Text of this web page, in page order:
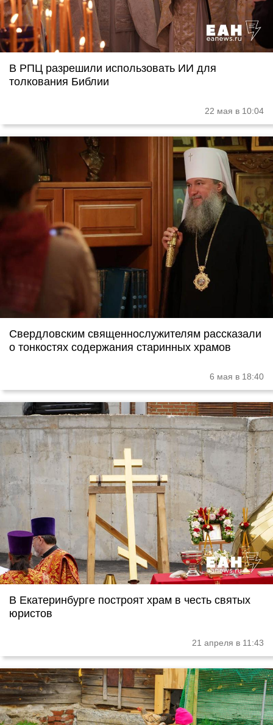
В РПЦ разрешили использовать ИИ для
толкования Библии
22 мая в 10:04
Свердловским священнослужителям рассказали
о тонкостях содержания старинных храмов
6 мая в 18:40
В Екатеринбурге построят храм в честь святых
юристов
21 апреля в 11:43